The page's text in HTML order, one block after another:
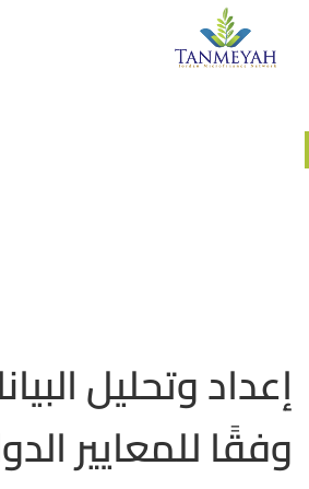
إعداد وتحليل
وفقًا للمعايير